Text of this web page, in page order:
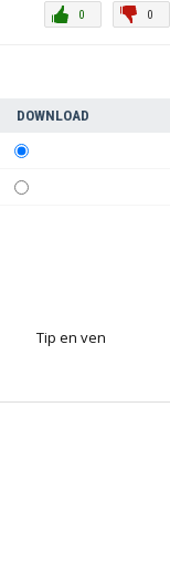
0
0
DOWNLOAD
Tip en ven